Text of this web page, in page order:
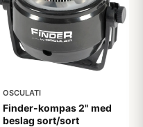
OSCULATI
Finder-kompas 2" med
beslag sort/sort